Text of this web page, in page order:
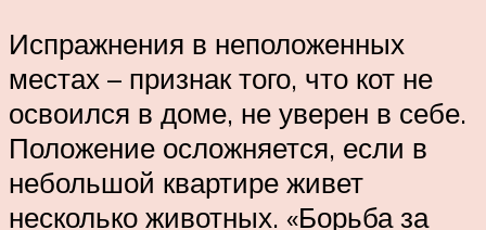
Испражнения в неположенных
местах – признак того, что кот не
освоился в доме, не уверен в себе.
Положение осложняется, если в
небольшой квартире живет
несколько животных. «Борьба за